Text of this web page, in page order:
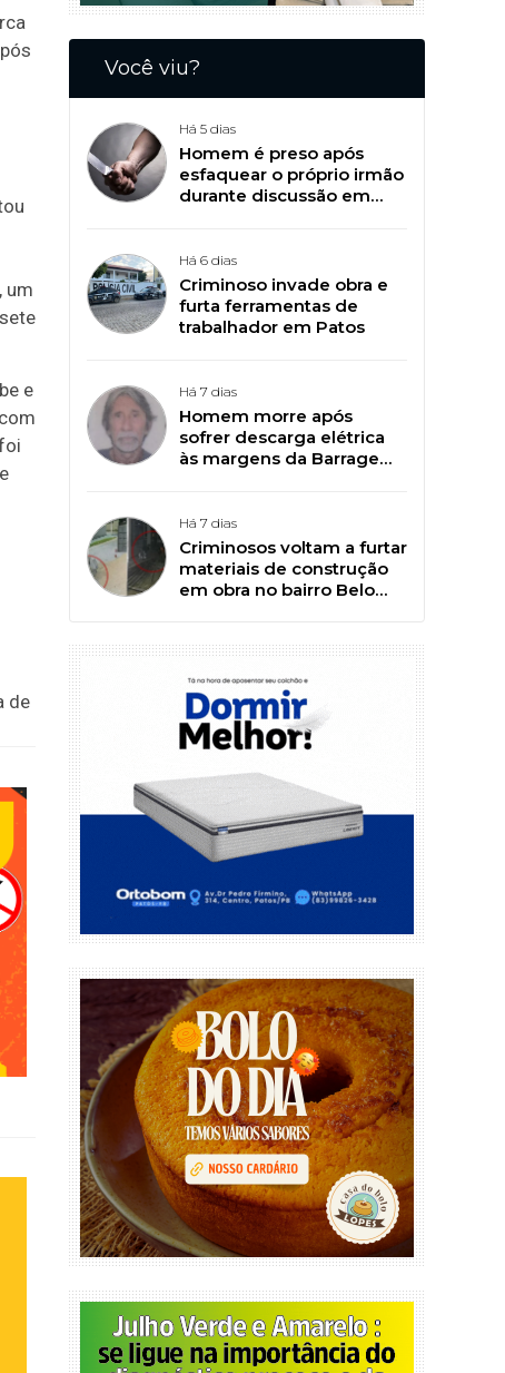
um
e
de
Você viu?
Há 5 dias
Homem é preso após
esfaquear o próprio irmão
durante discussão em
Há 6 dias
Criminoso invade obra e
furta ferramentas de
trabalhador em Patos
Há 7 dias
Homem morre após
sofrer descarga elétrica
às margens da Barragem
Há 7 dias
Criminosos voltam a furtar
materiais de construção
em obra no bairro Belo